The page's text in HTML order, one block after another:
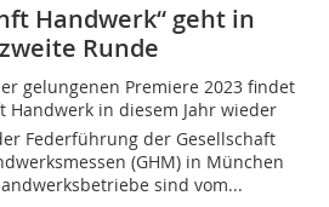
Handwerk“ geht in
Runde
gelungenen Premiere 2023 findet
Handwerk in diesem Jahr wieder
Federführung der Gesellschaft
(GHM) in München
sind vom...